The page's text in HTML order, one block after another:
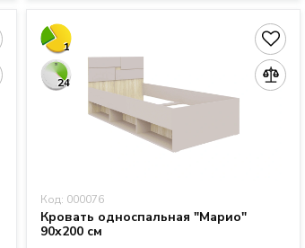
1
24
Код: 000076
Кровать односпальная "Марио"
90x200 см